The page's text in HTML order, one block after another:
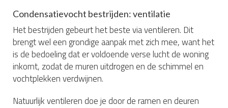
Condensatievocht bestrijden: ventilatie
Het bestrijden gebeurt het beste via ventileren. Dit
brengt wel een grondige aanpak met zich mee, want het
is de bedoeling dat er voldoende verse lucht de woning
inkomt, zodat de muren uitdrogen en de schimmel en
vochtplekken verdwijnen.
Natuurlijk ventileren doe je door de ramen en deuren